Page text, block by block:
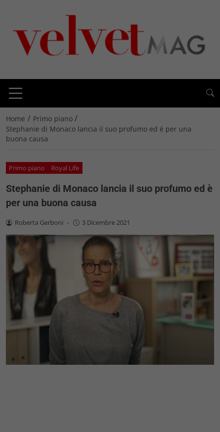
Home / Primo piano /
Stephanie di Monaco lancia il suo profumo ed è per una
buona causa
Primo piano Royal Life
Stephanie di Monaco lancia il suo profumo ed è
per una buona causa
Roberta Gerboni - 3 Dicembre 2021